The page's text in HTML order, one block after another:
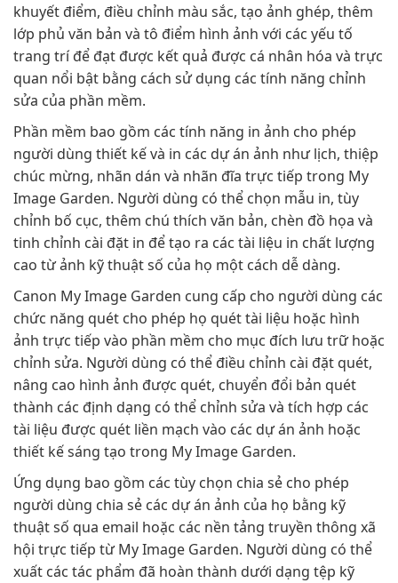
khuyết điểm, điều chỉnh màu sắc, tạo ảnh ghép, thêm
lớp phủ văn bản và tô điểm hình ảnh với các yếu tố
trang trí để đạt được kết quả được cá nhân hóa và trực
quan nổi bật bằng cách sử dụng các tính năng chỉnh
sửa của phần mềm.
Phần mềm bao gồm các tính năng in ảnh cho phép
người dùng thiết kế và in các dự án ảnh như lịch, thiệp
chúc mừng, nhãn dán và nhãn đĩa trực tiếp trong My
Image Garden. Người dùng có thể chọn mẫu in, tùy
chỉnh bố cục, thêm chú thích văn bản, chèn đồ họa và
tinh chỉnh cài đặt in để tạo ra các tài liệu in chất lượng
cao từ ảnh kỹ thuật số của họ một cách dễ dàng.
Canon My Image Garden cung cấp cho người dùng các
chức năng quét cho phép họ quét tài liệu hoặc hình
ảnh trực tiếp vào phần mềm cho mục đích lưu trữ hoặc
chỉnh sửa. Người dùng có thể điều chỉnh cài đặt quét,
nâng cao hình ảnh được quét, chuyển đổi bản quét
thành các định dạng có thể chỉnh sửa và tích hợp các
tài liệu được quét liền mạch vào các dự án ảnh hoặc
thiết kế sáng tạo trong My Image Garden.
Ứng dụng bao gồm các tùy chọn chia sẻ cho phép
người dùng chia sẻ các dự án ảnh của họ bằng kỹ
thuật số qua email hoặc các nền tảng truyền thông xã
hội trực tiếp từ My Image Garden. Người dùng có thể
xuất các tác phẩm đã hoàn thành dưới dạng tệp kỹ